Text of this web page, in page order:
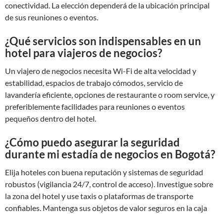
conectividad. La elección dependerá de la ubicación principal
de sus reuniones o eventos.
¿Qué servicios son indispensables en un
hotel para viajeros de negocios?
Un viajero de negocios necesita Wi-Fi de alta velocidad y
estabilidad, espacios de trabajo cómodos, servicio de
lavandería eficiente, opciones de restaurante o room service, y
preferiblemente facilidades para reuniones o eventos
pequeños dentro del hotel.
¿Cómo puedo asegurar la seguridad
durante mi estadía de negocios en Bogotá?
Elija hoteles con buena reputación y sistemas de seguridad
robustos (vigilancia 24/7, control de acceso). Investigue sobre
la zona del hotel y use taxis o plataformas de transporte
confiables. Mantenga sus objetos de valor seguros en la caja